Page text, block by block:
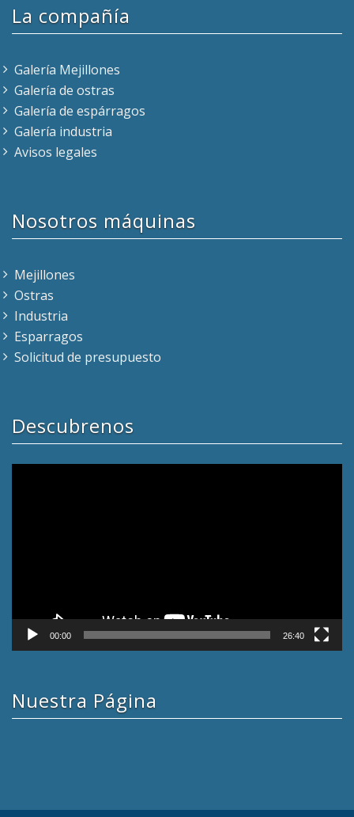
La compañía
Galería Mejillones
Galería de ostras
Galería de espárragos
Galería industria
Avisos legales
Nosotros máquinas
Mejillones
Ostras
Industria
Esparragos
Solicitud de presupuesto
Descubrenos
00:00 26:40
Nuestra Página